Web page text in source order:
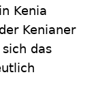
Kenia
Kenianer
das